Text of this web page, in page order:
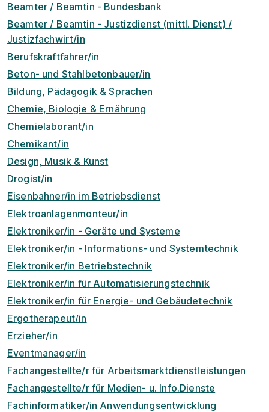
Beamter / Beamtin - Bundesbank
Beamter / Beamtin - Justizdienst (mittl. Dienst) /
Justizfachwirt/in
Berufskraftfahrer/in
Beton- und Stahlbetonbauer/in
Bildung, Pädagogik & Sprachen
Chemie, Biologie & Ernährung
Chemielaborant/in
Chemikant/in
Design, Musik & Kunst
Drogist/in
Eisenbahner/in im Betriebsdienst
Elektroanlagenmonteur/in
Elektroniker/in - Geräte und Systeme
Elektroniker/in - Informations- und Systemtechnik
Elektroniker/in Betriebstechnik
Elektroniker/in für Automatisierungstechnik
Elektroniker/in für Energie- und Gebäudetechnik
Ergotherapeut/in
Erzieher/in
Eventmanager/in
Fachangestellte/r für Arbeitsmarktdienstleistungen
Fachangestellte/r für Medien- u. Info.Dienste
Fachinformatiker/in Anwendungsentwicklung